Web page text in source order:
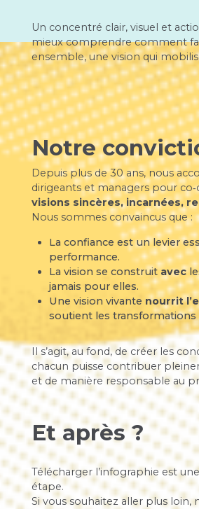
Un concentré clair, visuel et
mieux comprendre comment
ensemble, une vision qui
Notre
Depuis plus de 30 ans, nous
dirigeants et managers pour
visions sincères, incarnées,
Nous sommes convaincus que :
La confiance est un levier
performance.
La vision se construitavec
jamais pour elles.
Une vision vivante nourrit
soutient les transformations
Il s’agit, au fond, de créer les
chacun puisse contribuer
et de manière responsable au
Et après ?
Télécharger l’infographie est
étape.
Si vous souhaitez aller plus loin,